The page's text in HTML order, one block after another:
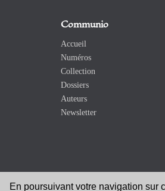
En poursuivant votre navigation sur
Communio
Accueil
Numéros
Collection
Dossiers
Auteurs
Newsletter